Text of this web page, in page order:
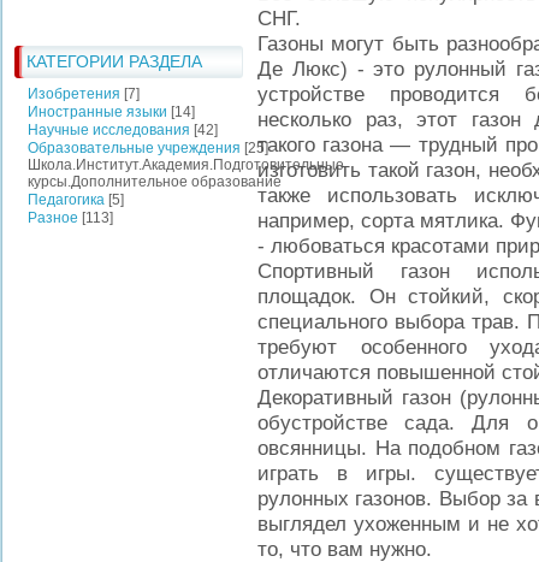
КАТЕГОРИИ РАЗДЕЛА
Изобретения [7]
Иностранные языки [14]
Научные исследования [42]
Образовательные учреждения [25]
Школа.Институт.Академия.Подготовительные
курсы.Дополнительное образование
Педагогика [5]
Разное [113]
СНГ.
Газоны могут быть
Де Люкс) - это рулонный
устройстве проводится
несколько раз, этот
такого газона — трудный
изготовить такой газон,
также использовать
например, сорта мятлика.
- любоваться красотами
Спортивный газон
площадок. Он стойкий,
специального выбора трав.
требуют особенного
отличаются повышенной
Декоративный газон
обустройстве сада. Для
овсянницы. На подобном
играть в игры.
рулонных газонов. Выбор
выглядел ухоженным и не
то, что вам нужно.